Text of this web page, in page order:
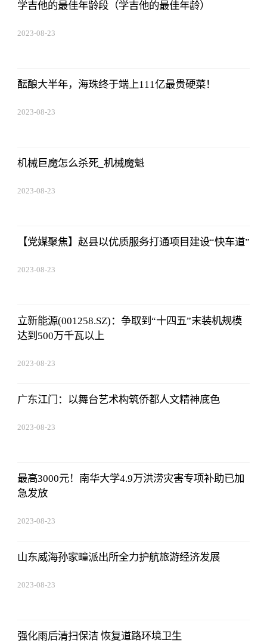
学吉他的最佳年龄段（学吉他的最佳年龄）
2023-08-23
酝酿大半年，海珠终于端上111亿最贵硬菜！
2023-08-23
机械巨魔怎么杀死_机械魔魁
2023-08-23
【党媒聚焦】赵县以优质服务打通项目建设“快车道”
2023-08-23
立新能源(001258.SZ)：争取到“十四五”末装机规模
达到500万千瓦以上
2023-08-23
广东江门：以舞台艺术构筑侨都人文精神底色
2023-08-23
最高3000元！南华大学4.9万洪涝灾害专项补助已加
急发放
2023-08-23
山东威海孙家疃派出所全力护航旅游经济发展
2023-08-23
强化雨后清扫保洁 恢复道路环境卫生